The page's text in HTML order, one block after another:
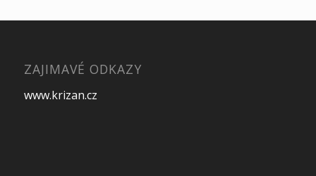
ZAJIMAVÉ ODKAZY
www.krizan.cz